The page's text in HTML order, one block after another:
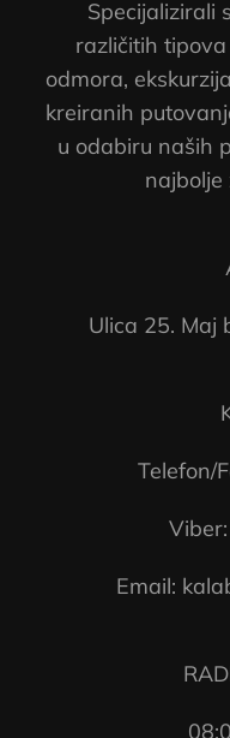
Specijalizirali
različitih
odmora,
kreiranih
u odabiru naših
najbolje
Ulica 25. Maj
Telefon/
Email: